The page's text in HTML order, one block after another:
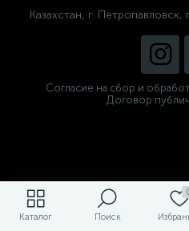
Каталог Поиск
Казахстан, г.
Согласие на сбор и
Договор